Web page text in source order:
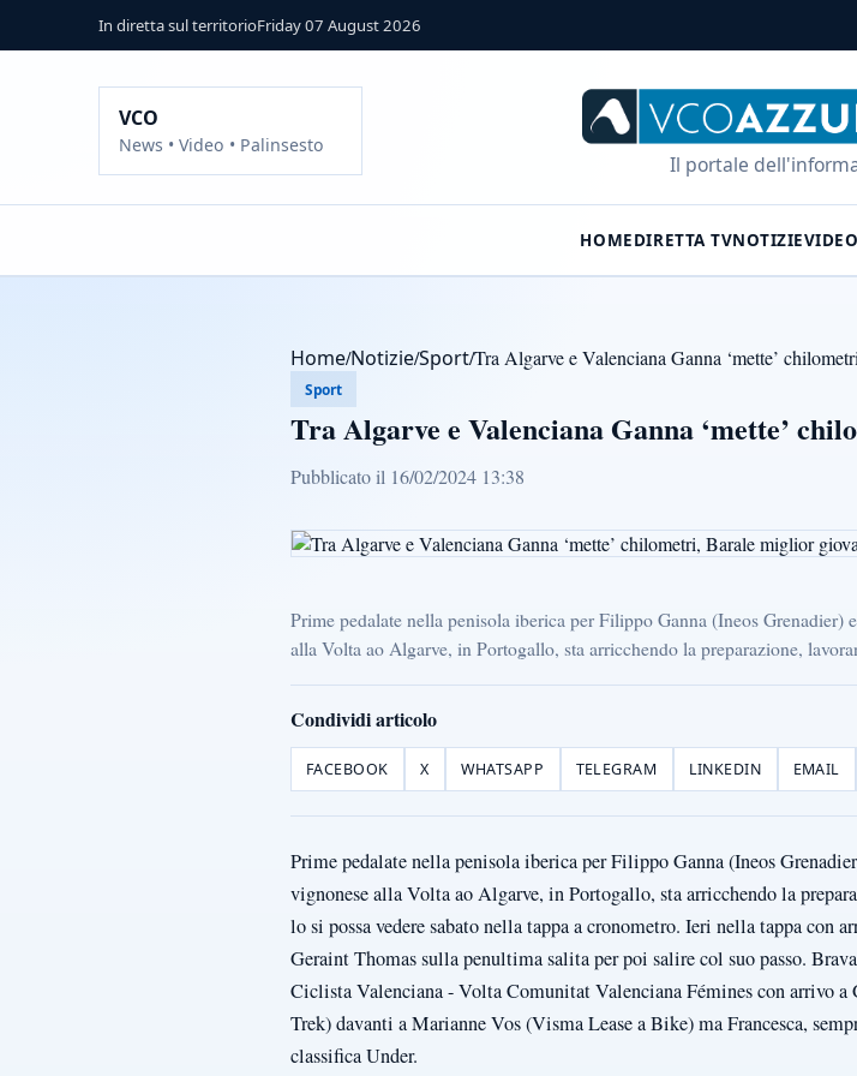
In diretta sul territorioFriday 07 August 2026
VCO
News • Video • Palinsesto
Il portale
HOMEDIRETTA TVNOTIZIEVIDEO
Home/Notizie/Sport/Tra Algarve e Valenciana Ganna ‘mette’
Sport
Tra Algarve e Valenciana Ganna ‘mette’
Pubblicato il 16/02/2024 13:38
Prime pedalate nella penisola iberica per Filippo Ganna (Ineos
alla Volta ao Algarve, in Portogallo, sta arricchendo la preparazione,
Condividi articolo
FACEBOOK X WHATSAPP TELEGRAM LINKEDIN EMAIL
Prime pedalate nella penisola iberica per Filippo Ganna (Ineos
vignonese alla Volta ao Algarve, in Portogallo, sta arricchendo la
lo si possa vedere sabato nella tappa a cronometro. Ieri nella tappa
Geraint Thomas sulla penultima salita per poi salire col suo passo.
Ciclista Valenciana - Volta Comunitat Valenciana Fémines con arrivo
Trek) davanti a Marianne Vos (Visma Lease a Bike) ma Francesca,
classifica Under.